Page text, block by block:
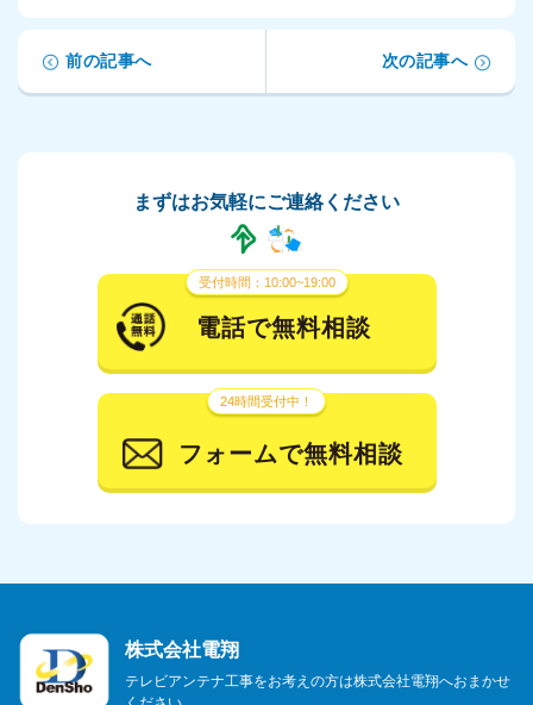
前の記事へ 次の記事へ
まずはお気軽にご連絡ください
受付時間：10:00~19:00
電話で無料相談
24時間受付中！
フォームで無料相談
株式会社電翔
テレビアンテナ工事をお考えの方は株式会社電翔へおまかせ